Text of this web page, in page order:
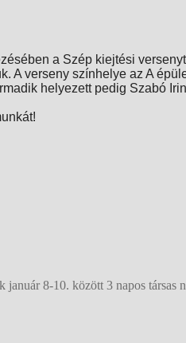
a Szép kiejtési
A verseny színhelye az A
helyezett pedig Szabó
8-10. között 3 napos